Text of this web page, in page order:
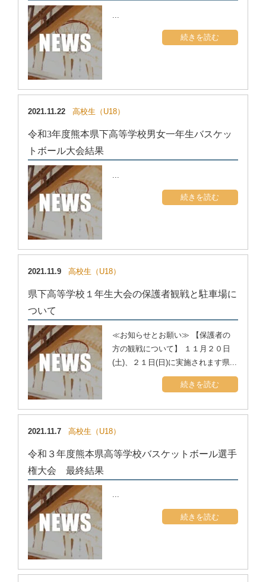
続きを読む
2021.11.22 高校生（U18）
令和3年度熊本県下高等学校男女一年生バスケッ
トボール大会結果
続きを読む
2021.11.9 高校生（U18）
県下高等学校１年生大会の保護者観戦と駐車場に
ついて
≪お知らせとお願い≫ 【保護者の
方の観戦について】 １１月２０日
(土)、２１日(日)に実施されます県...
続きを読む
2021.11.7 高校生（U18）
令和３年度熊本県高等学校バスケットボール選手
権大会 最終結果
...
続きを読む